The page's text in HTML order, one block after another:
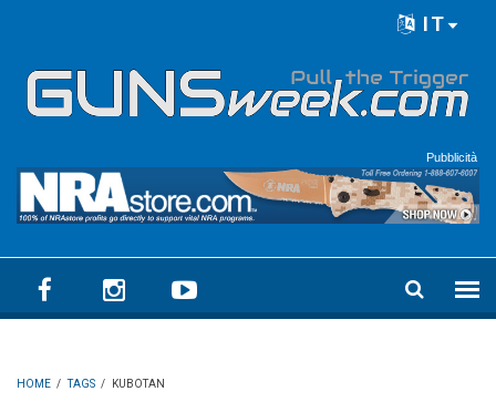
IT
Pubblicità
HOME / TAGS / KUBOTAN